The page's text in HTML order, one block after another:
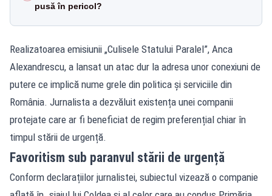
pusă în pericol?
Realizatoarea emisiunii „Culisele Statului Paralel”, Anca
Alexandrescu, a lansat un atac dur la adresa unor conexiuni de
putere ce implică nume grele din politica și serviciile din
România. Jurnalista a dezvăluit existența unei companii
protejate care ar fi beneficiat de regim preferențial chiar în
timpul stării de urgență.
Favoritism sub paranvul stării de urgență
Conform declarațiilor jurnalistei, subiectul vizează o companie